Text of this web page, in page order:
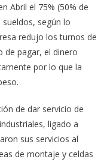
Abril el 75% (50% de
según lo
redujo los turnos de
pagar, el dinero
por lo que la
de dar servicio de
ligado a
sus servicios al
de montaje y celdas